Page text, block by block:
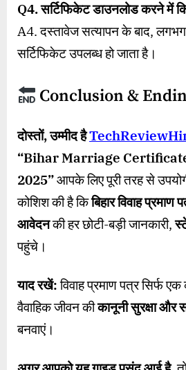
Q4.सर्टिफिकेट डाउनलोड करने में
A4. दस्तावेज सत्यापन के बाद, लगभग
सर्टिफिकेट उपलब्ध हो जाता है।
Conclusion &
दोस्तों,उम्मीद है
“Bihar Marriage
2025”आपके लिए पूरी तरह से
कोशिश की है किबिहार विवाह
आवेदनकी हर छोटी-बड़ी जानकारी,
पहुंचे।
याद रखें:विवाह प्रमाण पत्र सिर्फ
वैवाहिक जीवन कीकानूनी सुरक्षा और
बनवाएं।